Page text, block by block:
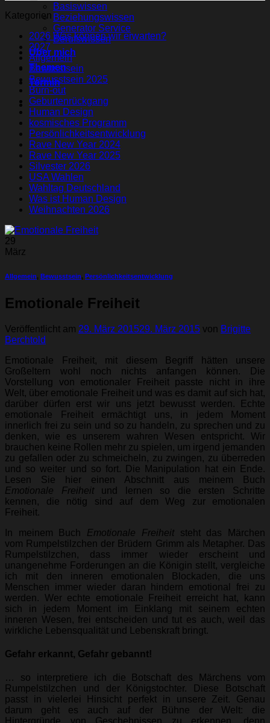
Basiswissen
Beziehungswissen
Generator Service
Berufswissen
Über mich
Themen
Termin
Kategorien
2026 Was können wir erwarten?
2027
Allgemein
Bewusstsein
Bewusstsein 2025
Burn-out
Geburtenrückgang
Human Design
kosmisches Programm
Persönlichkeitsentwicklung
Rave New Year 2024
Rave New Year 2025
Silvester 2026
USA Wahlen
Wahltag Deutschland
Was ist Human Design
Weihnachten 2026
29
März
Allgemein, Bewusstsein, Persönlichkeitsentwicklung
Emotionale Freiheit
Veröffentlicht am 29. März 201529. März 2015 von Brigitte
Berchtold
Emotionale Freiheit, mit diesem Begriff hätten unsere
Großeltern wohl noch nichts anfangen können. Die
Vorstellung von emotionaler Freiheit passte nicht in ihre
Welt, über emotionale Freiheit und was es damit auf sich hat,
darüber dürfen erst wir uns jetzt bewusst werden. Echte
emotionale Freiheit ermächtigt uns, in jedem Moment
innerlich frei zu sein und so zu handeln, zu sprechen und zu
denken, wie es unserem wahren Wesen entspricht. Wir
brauchen keine Rollen mehr zu spielen, um irgend jemanden
zu gefallen oder zu schmeicheln, zu zwingen, zu überreden
und so weiter und so fort. Die Manipulation hat ein Ende.
Lesen Sie hier einen Abschnitt aus meinem Buch
Emotionale Freiheit und lernen so die ersten Schritte
kennen, die nötig sind auf dem Weg zur emotionalen
Freiheit.
In meinem Buch Emotionale Freiheitsteht das Märchen
vom Rumpelstilzchen der Brüdern Grimm als Metapher. Das
Rumpelstilzchen, dass immer wieder erscheint und
unangenehme Forderungen an die Königin stellt, vergleiche
ich mit den inneren emotionalen Blockaden, die uns
Menschen immer wieder daran hindern emotional frei zu
werden. Wer echte emotionale Freiheit erreicht hat, kann
sich in jedem Moment im Einklang mit seinem echten
inneren Wesen, frei entscheiden und tut es auch, weil das
wirkliche Lebensqualität und Lebenskraft bringt.
Gefahr erkannt, Gefahr gebannt!
… so interpretiere ich die Botschaft des Märchens vom
Rumpelstilzchen und der Königstochter. Diese Botschaft
passt in vielerlei Hinsicht perfekt in unsere Zeit. Genau
darum geht es auch auf der Bühne der Welt: die